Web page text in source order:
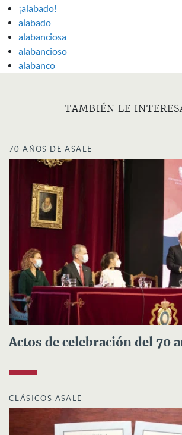
¡alabado!
alabado
alabanciosa
alabancioso
alabanco
TAMBIÉN LE
70 AÑOS DE ASALE
Actos de celebración del 70
CLÁSICOS ASALE